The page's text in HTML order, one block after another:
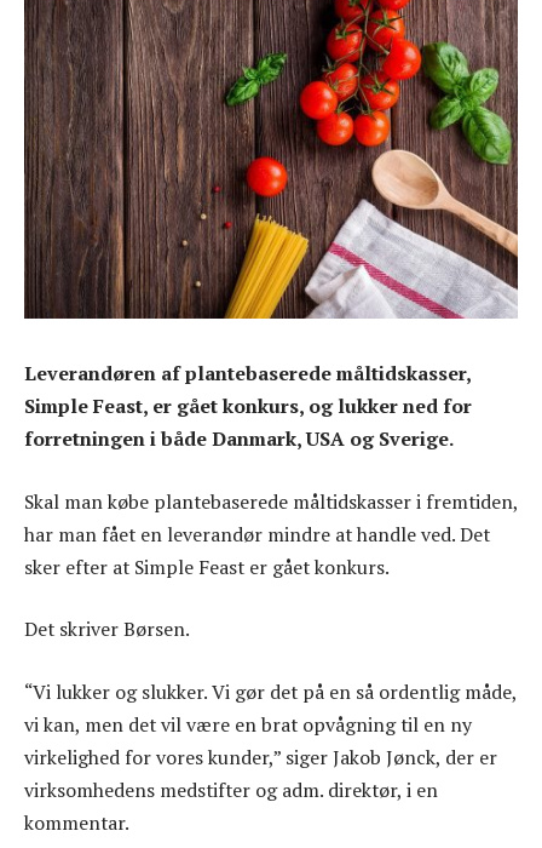
Leverandøren af plantebaserede måltidskasser,
Simple Feast, er gået konkurs, og lukker ned for
forretningen i både Danmark, USA og Sverige.
Skal man købe plantebaserede måltidskasser i fremtiden,
har man fået en leverandør mindre at handle ved. Det
sker efter at Simple Feast er gået konkurs.
Det skriver Børsen.
“Vi lukker og slukker. Vi gør det på en så ordentlig måde,
vi kan, men det vil være en brat opvågning til en ny
virkelighed for vores kunder,” siger Jakob Jønck, der er
virksomhedens medstifter og adm. direktør, i en
kommentar.